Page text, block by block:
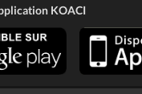
KOACI